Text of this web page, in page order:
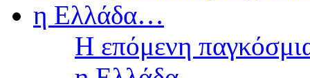
Η επόμενη